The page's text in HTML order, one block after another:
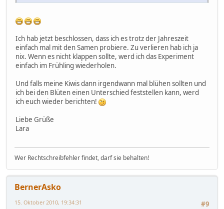
Ich hab jetzt beschlossen, dass ich es trotz der Jahreszeit
einfach mal mit den Samen probiere. Zu verlieren hab ich ja
nix. Wenn es nicht klappen sollte, werd ich das Experiment
einfach im Frühling wiederholen.
Und falls meine Kiwis dann irgendwann mal blühen sollten und
ich bei den Blüten einen Unterschied feststellen kann, werd
ich euch wieder berichten!
Liebe Grüße
Lara
Wer Rechtschreibfehler findet, darf sie behalten!
BernerAsko
#9
15. Oktober 2010, 19:34:31